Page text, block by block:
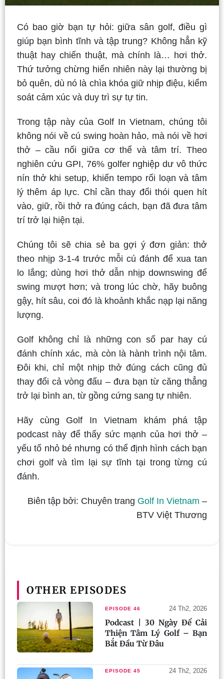
Có bao giờ bạn tự hỏi: giữa sân golf, điều gì
giúp bạn bình tĩnh và tập trung? Không hẳn kỹ
thuật hay chiến thuật, mà chính là… hơi thở.
Thứ tưởng chừng hiển nhiên này lại thường bị
bỏ quên, dù nó là chìa khóa giữ nhịp điệu, kiểm
soát cảm xúc và duy trì sự tự tin.
Trong tập này của Golf In Vietnam, chúng tôi
không nói về cú swing hoàn hảo, mà nói về hơi
thở – cầu nối giữa cơ thể và tâm trí. Theo
nghiên cứu GPI, 76% golfer nghiệp dư vô thức
nín thở khi setup, khiến tempo rối loạn và tâm
lý thêm áp lực. Chỉ cần thay đổi thói quen hít
vào, giữ, rồi thở ra đúng cách, bạn đã đưa tâm
trí trở lại hiện tại.
Chúng tôi sẽ chia sẻ ba gợi ý đơn giản: thở
theo nhịp 3-1-4 trước mỗi cú đánh để xua tan
lo lắng; dùng hơi thở dẫn nhịp downswing để
swing mượt hơn; và trong lúc chờ, hãy buông
gậy, hít sâu, coi đó là khoảnh khắc nạp lại năng
lượng.
Golf không chỉ là những con số par hay cú
đánh chính xác, mà còn là hành trình nội tâm.
Đôi khi, chỉ một nhịp thở đúng cách cũng đủ
thay đổi cả vòng đấu – đưa bạn từ căng thẳng
trở lại bình an, từ gồng cứng sang tự nhiên.
Hãy cùng Golf In Vietnam khám phá tập
podcast này để thấy sức mạnh của hơi thở –
yếu tố nhỏ bé nhưng có thể định hình cách bạn
chơi golf và tìm lại sự tĩnh tại trong từng cú
đánh.
Biên tập bởi: Chuyên trang Golf In Vietnam –
BTV Việt Thương
OTHER EPISODES
EPISODE 46 24 Th2, 2026
Podcast | 30 Ngày Để Cải
Thiện Tâm Lý Golf – Bạn
Bắt Đầu Từ Đâu
EPISODE 45 24 Th2, 2026